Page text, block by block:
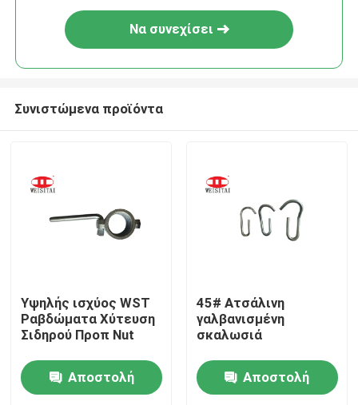
Σπίτι
Προϊόντα
Περίπου εμείς
Να συνεχίσει
Συνιστώμενα προϊόντα
Υψηλής ισχύος WST
Ραβδώματα Χύτευση
Σιδηρού Προπ Nut
Αποστολή
45# Ατσάλινη
γαλβανισμένη
σκαλωσιά
Αποστολή